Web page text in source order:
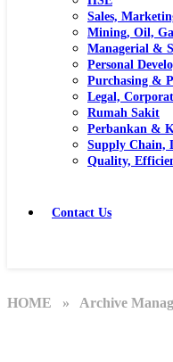
Sales,
Mining, Oil,
Managerial &
Personal
Purchasing &
Legal,
Rumah Sakit
Perbankan &
Supply Chain,
Quality,
Contact Us
HOME » Archive